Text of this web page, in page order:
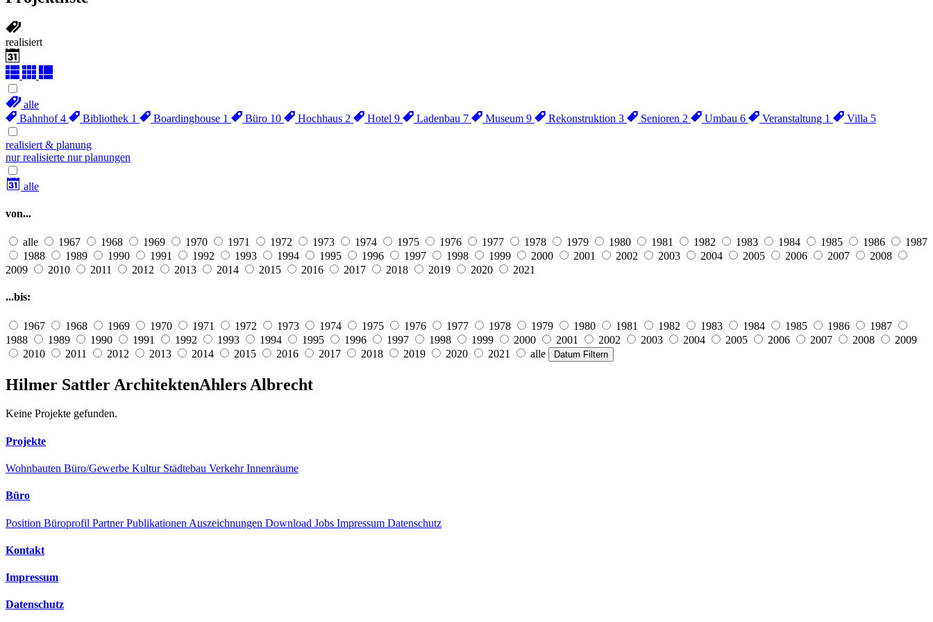
realisiert
alle
Bahnhof4 Bibliothek 1 Boardinghouse 1 Büro 10 Hochhaus 2 Hotel 9 Ladenbau 7 Museum 9 Rekonstruktion 3 Senioren 2 Umbau 6 Veranstaltung 1 Villa 5
realisiert & planung
nur realisierte nur planungen
alle
von...
alle 1967 1968 1969 1970 1971 1972 1973 1974 1975 1976 1977 1978 1979 1980 1981 1982 1983 1984 1985 1986
1987
1988
1989 1990 1991 1992 1993 1994 1995 1996 1997 1998 1999 2000 2001 2002 2003 2004 2005 2006 2007
2008
2009
2010 2011 2012 2013 2014 2015 2016 2017 2018 2019 2020 2021
...bis:
1967 1968 1969 1970 1971 1972 1973 1974 1975 1976 1977 1978 1979 1980 1981 1982 1983 1984 1985 1986
1987
1988
1989 1990 1991 1992 1993 1994 1995 1996 1997 1998 1999 2000 2001 2002 2003 2004 2005 2006 2007 2008
2009
2010
2011 2012 2013 2014 2015 2016 2017 2018 2019 2020 2021 alle Datum Filtern
Hilmer Sattler ArchitektenAhlers Albrecht
Keine Projekte gefunden.
Projekte
Wohnbauten Büro/Gewerbe Kultur Städtebau VerkehrInnenräume
Büro
Position Büroprofil PartnerPublikationen Auszeichnungen Download Jobs Impressum Datenschutz
Kontakt
Impressum
Datenschutz